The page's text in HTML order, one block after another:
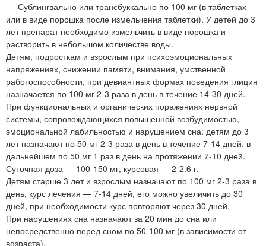
Сублингвально или трансбуккально по 100 мг (в таблетках
или в виде порошка после измельчения таблетки). У детей до 3
лет препарат необходимо измельчить в виде порошка и
растворить в небольшом количестве воды.
Детям, подросткам и взрослым при психоэмоциональных
напряжениях, снижении памяти, внимания, умственной
работоспособности, при девиантных формах поведения глицин
назначается по 100 мг 2-3 раза в день в течение 14-30 дней.
При функциональных и органических поражениях нервной
системы, сопровождающихся повышенной возбудимостью,
эмоциональной лабильностью и нарушением сна: детям до 3
лет назначают по 50 мг 2-3 раза в день в течение 7-14 дней, в
дальнейшем по 50 мг 1 раз в день на протяжении 7-10 дней.
Суточная доза — 100-150 мг, курсовая — 2-2.6 г.
Детям старше 3 лет и взрослым назначают по 100 мг 2-3 раза в
день, курс лечения — 7-14 дней, его можно увеличить до 30
дней, при необходимости курс повторяют через 30 дней.
При нарушениях сна назначают за 20 мин до сна или
непосредственно перед сном по 50-100 мг (в зависимости от
возраста).